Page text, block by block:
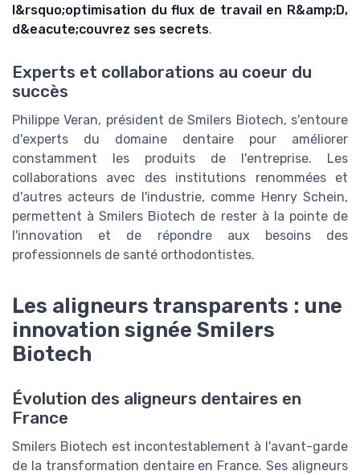
l&rsquo;optimisation du flux de travail en R&amp;D,
d&eacute;couvrez ses secrets.
Experts et collaborations au coeur du
succès
Philippe Veran, président de Smilers Biotech, s'entoure
d'experts du domaine dentaire pour améliorer
constamment les produits de l'entreprise. Les
collaborations avec des institutions renommées et
d'autres acteurs de l'industrie, comme Henry Schein,
permettent à Smilers Biotech de rester à la pointe de
l'innovation et de répondre aux besoins des
professionnels de santé orthodontistes.
Les aligneurs transparents : une
innovation signée Smilers
Biotech
Évolution des aligneurs dentaires en
France
Smilers Biotech est incontestablement à l'avant-garde
de la transformation dentaire en France. Ses aligneurs